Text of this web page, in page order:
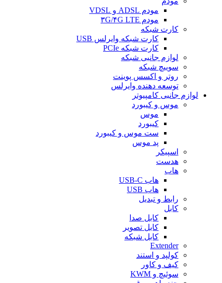
مودم ADSL و VDSL
مودم ۳G/۴G LTE
کارت شبکه
کارت شبکه وایرلس USB
کارت شبکه PCIe
لوازم جانبی شبکه
سوییچ شبکه
روتر و اکسس پوینت
توسعه دهنده وایرلس
لوازم جانبی کامپیوتر
موس و کیبورد
موس
کیبورد
ست موس و کیبورد
پد موس
اسپیکر
هدست
هاب
هاب USB-C
هاب USB
رابط و تبدیل
کابل
کابل صدا
کابل تصویر
کابل شبکه
Extender
کولپد و استند
کیف و کاور
سوئیچ و KWM